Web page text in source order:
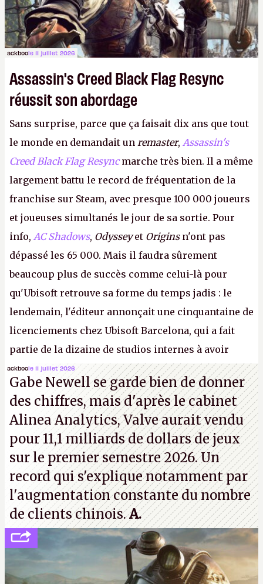
ackboole 11 juillet 2026
Assassin's Creed Black Flag Resync
réussit son abordage
Sans surprise, parce que ça faisait dix ans que tout
le monde en demandait un remaster, Assassin's
Creed Black Flag Resyncmarche très bien. Il a même
largement battu le record de fréquentation de la
franchise sur Steam, avec presque 100 000 joueurs
et joueuses simultanés le jour de sa sortie. Pour
info, AC Shadows, Odysseyet Originsn'ont pas
dépassé les 65 000. Mais il faudra sûrement
beaucoup plus de succès comme celui-là pour
qu'Ubisoft retrouve sa forme du temps jadis : le
lendemain, l'éditeur annonçait une cinquantaine de
licenciements chez Ubisoft Barcelona, qui a fait
partie de la dizaine de studios internes à avoir
travaillé sur cetAssassin's Creedsous la direction
d'Ubisoft Singapour.A.
ackboole 11 juillet 2026
Gabe Newell se garde bien de donner
des chiffres, mais d'après le cabinet
Alinea Analytics, Valve aurait vendu
pour 11,1 milliards de dollars de jeux
sur le premier semestre 2026. Un
record qui s'explique notamment par
l'augmentation constante du nombre
de clients chinois.A.